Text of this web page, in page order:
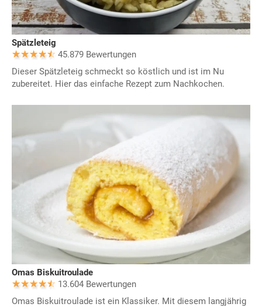
Spätzleteig
45.879 Bewertungen
Dieser Spätzleteig schmeckt so köstlich und ist im Nu
zubereitet. Hier das einfache Rezept zum Nachkochen.
Omas Biskuitroulade
13.604 Bewertungen
Omas Biskuitroulade ist ein Klassiker. Mit diesem langjährig